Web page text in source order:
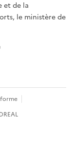
et de la
le ministère de